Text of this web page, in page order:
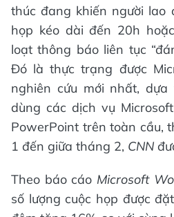
thúc đang khiến người lao
họp kéo dài đến 20h
loạt thông báo liên tục
Đó là thực trạng được
nghiên cứu mới nhất,
dùng các dịch vụ
PowerPoint trên toàn cầu,
1 đến giữa tháng 2, CNN
Theo báo cáo Microsoft
số lượng cuộc họp được